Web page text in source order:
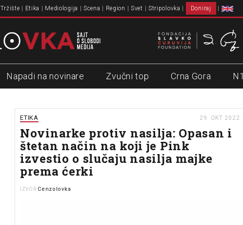
Tržište Etika Mediologija Scena Region Svet Stripolovka Doniraj
Napadi na novinare Zvučni top Crna Gora N1
ETIKA 29. OKT 2022.
Novinarke protiv nasilja: Opasan i
štetan način na koji je Pink
izvestio o slučaju nasilja majke
prema ćerki
IZVOR Cenzolovka